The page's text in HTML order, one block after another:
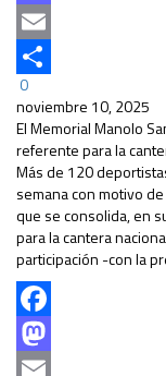
Mastodon
Email
Compartir
0
noviembre 10, 2025
El Memorial Manolo
referente para la
Más de 120
semana con motivo
que se consolida, en
para la cantera
participación -con la
Facebook
Mastodon